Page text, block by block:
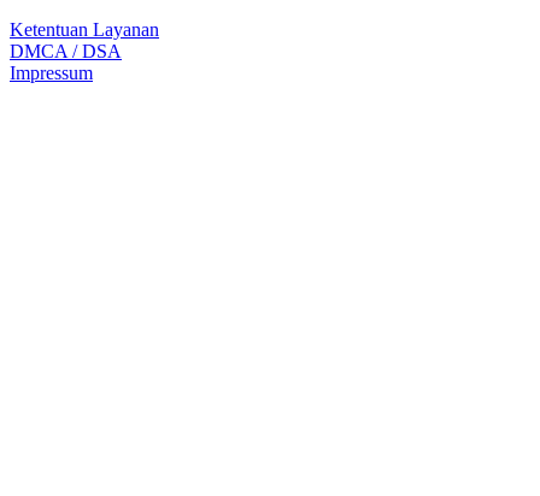
Ketentuan Layanan
DMCA / DSA
Impressum